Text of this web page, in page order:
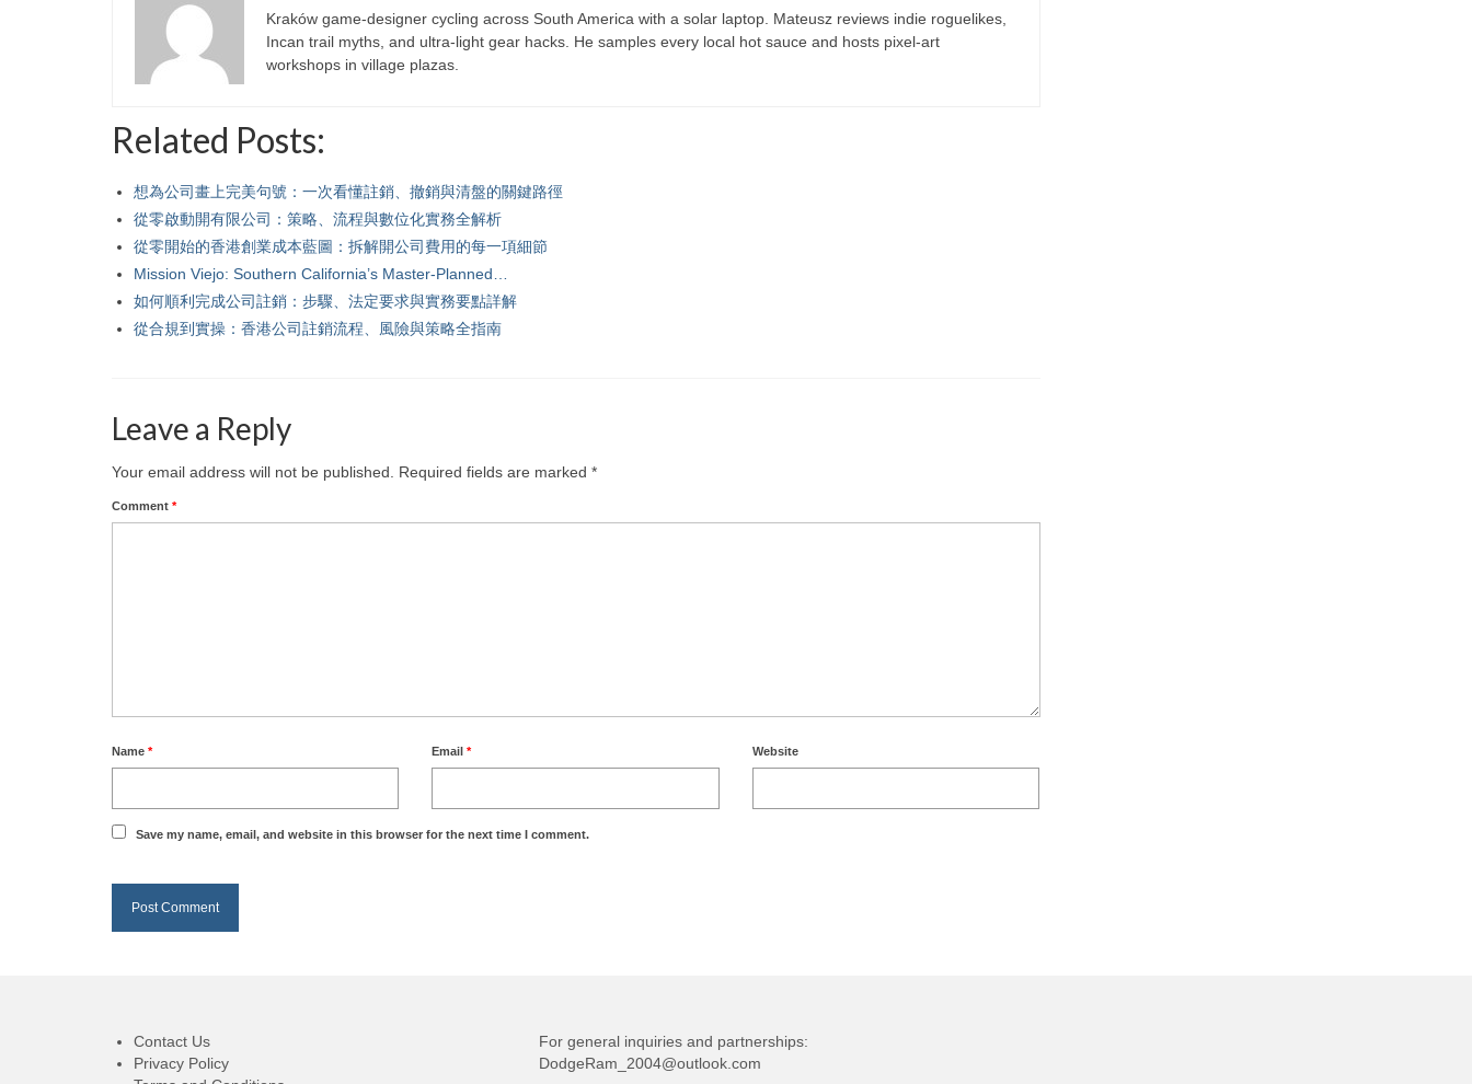
Kraków game-designer cycling across South America with a solar laptop. Mateusz reviews indie roguelikes,
Incan trail myths, and ultra-light gear hacks. He samples every local hot sauce and hosts pixel-art
workshops in village plazas.
Related Posts:
想為公司畫上完美句號：一次看懂註銷、撤銷與清盤的關鍵路徑
從零啟動開有限公司：策略、流程與數位化實務全解析
從零開始的香港創業成本藍圖：拆解開公司費用的每一項細節
Mission Viejo: Southern California’s Master-Planned…
如何順利完成公司註銷：步驟、法定要求與實務要點詳解
從合規到實操：香港公司註銷流程、風險與策略全指南
Leave a Reply
Your email address will not be published. Required fields are marked *
Comment *
Name * Email* Website
Save my name, email, and website in this browser for the next time I comment.
Contact Us
Privacy Policy
For general inquiries and partnerships:
DodgeRam_2004@outlook.com